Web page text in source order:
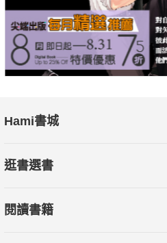
Hami書城
逛書選書
閱讀書籍